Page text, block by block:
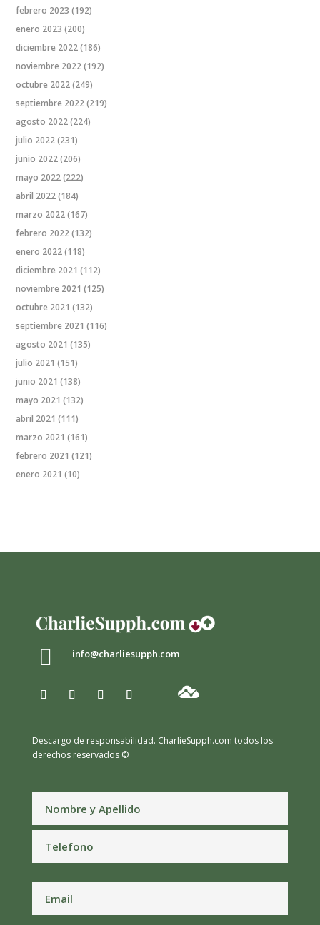
febrero 2023 (192)
enero 2023 (200)
diciembre 2022(186)
noviembre 2022(192)
octubre 2022(249)
septiembre 2022(219)
agosto 2022(224)
julio 2022(231)
junio 2022(206)
mayo 2022(222)
abril 2022(184)
marzo 2022(167)
febrero 2022(132)
enero 2022(118)
diciembre 2021 (112)
noviembre 2021 (125)
octubre 2021 (132)
septiembre 2021 (116)
agosto 2021 (135)
julio 2021 (151)
junio 2021 (138)
mayo 2021 (132)
abril 2021 (111)
marzo 2021 (161)
febrero 2021 (121)
enero 2021 (10)
 info@charliesupph.com
Descargo de responsabilidad. CharlieSupph.com todos los
derechos reservados ©